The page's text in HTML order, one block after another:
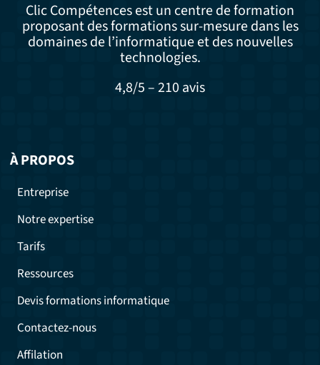
Clic Compétences est un centre de formation
proposant des formations sur-mesure dans les
domaines de l’informatique et des nouvelles
technologies.
4,8/5 – 210 avis
À PROPOS
Entreprise
Notre expertise
Tarifs
Ressources
Devis formations informatique
Contactez-nous
Affilation